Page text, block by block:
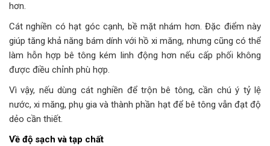
hơn.
Cát nghiền có hạt góc cạnh, bề mặt nhám hơn. Đặc điểm này
giúp tăng khả năng bám dính với hồ xi măng, nhưng cũng có thể
làm hỗn hợp bê tông kém linh động hơn nếu cấp phối không
được điều chỉnh phù hợp.
Vì vậy, nếu dùng cát nghiền để trộn bê tông, cần chú ý tỷ lệ
nước, xi măng, phụ gia và thành phần hạt để bê tông vẫn đạt độ
dẻo cần thiết.
Về độ sạch và tạp chất